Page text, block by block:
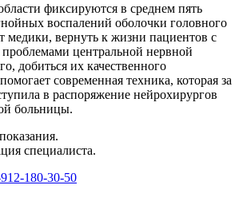
фиксируются в среднем пять
воспалений оболочки головного
медики, вернуть к жизни пациентов с
центральной нервной
добиться их качественного
современная техника, которая за
в распоряжение нейрохирургов
больницы.
специалиста.
180-30-50